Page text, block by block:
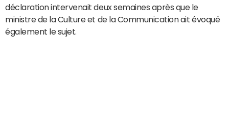
déclaration intervenait deux semaines après que le
ministre de la Culture et de la Communication ait évoqué
également le sujet.